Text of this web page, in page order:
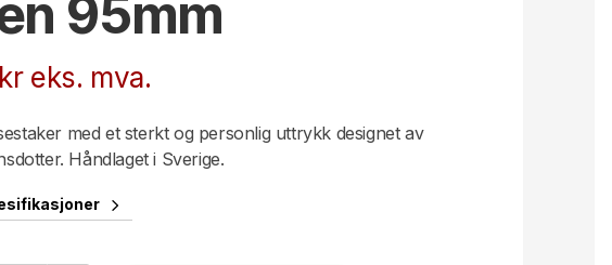
95mm
kr eks. mva.
med et sterkt og personlig uttrykk designet av
Håndlaget i Sverige.